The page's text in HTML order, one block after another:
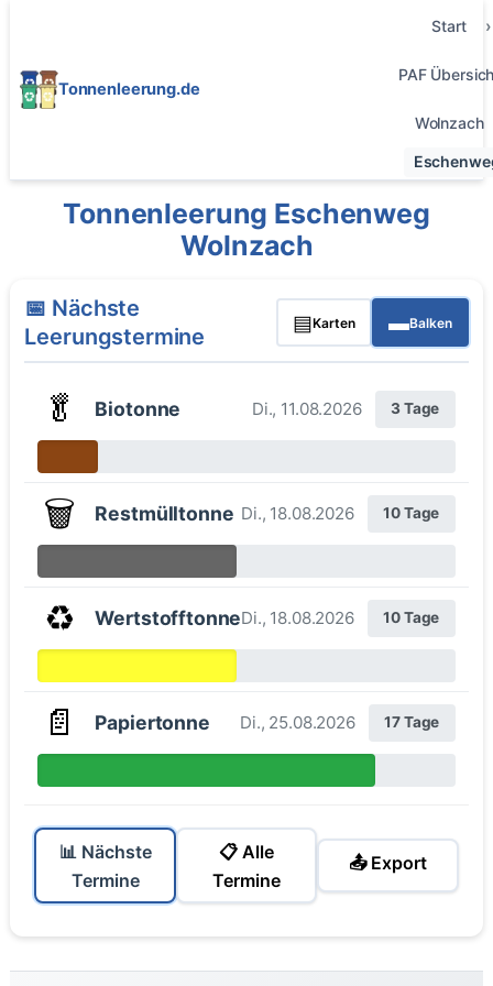
Tonnenleerung.de
Start
PAF
Wolnzach
Tonnenleerung Eschenweg
Wolnzach
📅 Nächste
Leerungstermine
▤Karten ▬Balken
🥬 Biotonne Di., 11.08.2026 3 Tage
🗑️ Restmülltonne Di., 18.08.2026 10 Tage
♻️ WertstofftonneDi., 18.08.2026 10 Tage
📄 Papiertonne Di., 25.08.2026 17 Tage
📊 Nächste
Termine
📋 Alle
Termine
📤 Export